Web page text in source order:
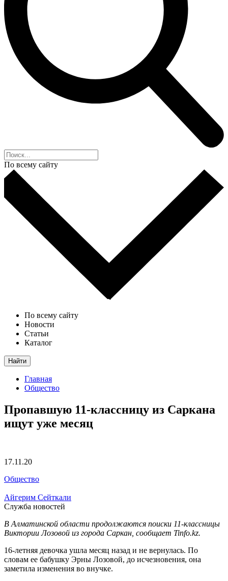
По всему сайту
По всему сайту
Новости
Статьи
Каталог
Найти
Главная
Общество
Пропавшую 11-классницу из Саркана
ищут уже месяц
17.11.20
Общество
Айгерим Сейткали
Служба новостей
В Алматинской области продолжаются поиски 11-классницы
Виктории Лозовой из города Саркан, сообщает Tinfo.kz.
16-летняя девочка ушла месяц назад и не вернулась. По
словам ее бабушку Эрны Лозовой, до исчезновения, она
заметила изменения во внучке.